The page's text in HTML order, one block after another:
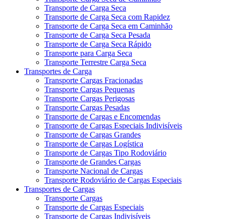
Transporte de Carga Seca
Transporte de Carga Seca com Rapidez
Transporte de Carga Seca em Caminhão
Transporte de Carga Seca Pesada
Transporte de Carga Seca Rápido
Transporte para Carga Seca
Transporte Terrestre Carga Seca
Transportes de Carga
Transporte Cargas Fracionadas
Transporte Cargas Pequenas
Transporte Cargas Perigosas
Transporte Cargas Pesadas
Transporte de Cargas e Encomendas
Transporte de Cargas Especiais Indivisíveis
Transporte de Cargas Grandes
Transporte de Cargas Logística
Transporte de Cargas Tipo Rodoviário
Transporte de Grandes Cargas
Transporte Nacional de Cargas
Transporte Rodoviário de Cargas Especiais
Transportes de Cargas
Transporte Cargas
Transporte de Cargas Especiais
Transporte de Cargas Indivisíveis